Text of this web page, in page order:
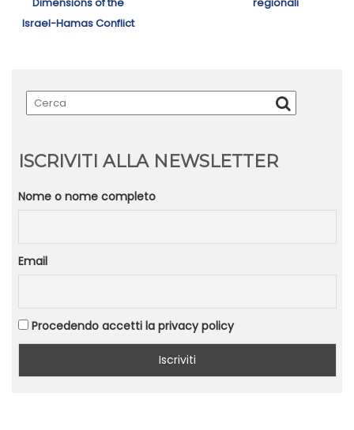
Dimensions of the
Israel-Hamas Conflict
regionali
ISCRIVITI ALLA NEWSLETTER
Nome o nome completo
Email
Procedendo accetti la privacy policy